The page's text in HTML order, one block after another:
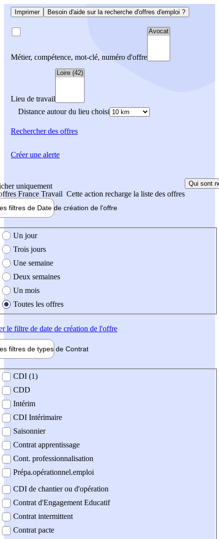
Imprimer Besoin d'aide sur la recherche d'offres d'emploi ?
Métier, compétence, mot-clé, numéro d'offre
Lieu de travail
Distance autour du lieu choisi
Rechercherdes offres
uniquement
France Travail Cette action recharge la liste des offres
Qui sont
filtres de Date de création de l'offre
création de l'offre
Un jour
Trois jours
Une semaine
Deux semaines
Un mois
Toutes les offres
le filtre de date de création de l'offre
filtres de types de Contrat
contrat
CDI (1)
CDD
Intérim
CDI Intérimaire
Saisonnier
Contrat apprentissage
Cont. professionnalisation
Prépa.opérationnel.emploi
CDI de chantier ou d'opération
Contrat d'Engagement Educatif
Contrat intermittent
Contrat pacte
Créer une alerte